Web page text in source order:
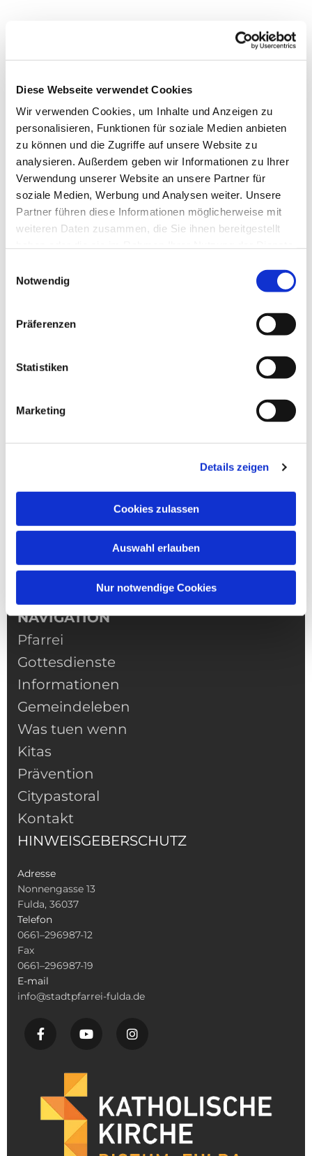
Diese Webseite verwendet Cookies
Wir verwenden Cookies, um Inhalte und Anzeigen zu
personalisieren, Funktionen für soziale Medien anbieten
zu können und die Zugriffe auf unsere Website zu
analysieren. Außerdem geben wir Informationen zu Ihrer
Verwendung unserer Website an unsere Partner für
soziale Medien, Werbung und Analysen weiter. Unsere
Partner führen diese Informationen möglicherweise mit
weiteren Daten zusammen, die Sie ihnen bereitgestellt
Notwendig
Präferenzen
Statistiken
Marketing
Details zeigen
Cookies zulassen
Auswahl erlauben
Nur notwendige Cookies
Dies könnte Sie auch
interessieren
NAVIGATION
Pfarrei
Gottesdienste
Informationen
Gemeindeleben
Was tuen wenn
Kitas
Prävention
Citypastoral
Kontakt
HINWEISGEBERSCHUTZ
Adresse
Nonnengasse 13
Fulda, 36037
Telefon
0661–296987-12
Fax
0661–296987-19
E-mail
info@stadtpfarrei-fulda.de